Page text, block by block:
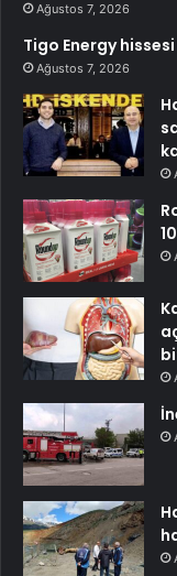
Ağustos 7, 2026
Tigo Energy
Ağustos 7, 2026